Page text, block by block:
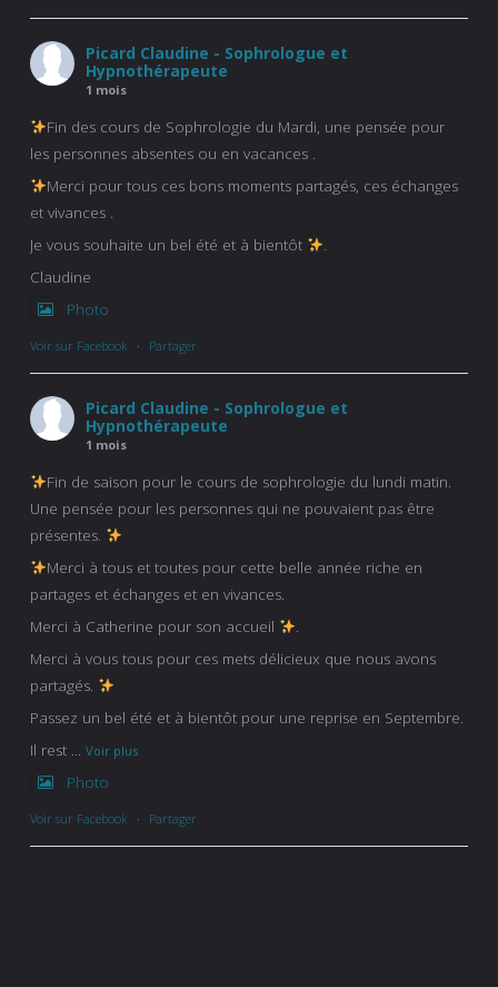
Picard Claudine - Sophrologue et
Hypnothérapeute
1 mois
Fin des cours de Sophrologie du Mardi, une pensée pour
les personnes absentes ou en vacances .
Merci pour tous ces bons moments partagés, ces échanges
et vivances .
Je vous souhaite un bel été et à bientôt
.
Claudine
Photo
Voir sur Facebook · Partager
Picard Claudine - Sophrologue et
Hypnothérapeute
1 mois
Fin de saison pour le cours de sophrologie du lundi matin.
Une pensée pour les personnes qui ne pouvaient pas être
présentes.
Merci à tous et toutes pour cette belle année riche en
partages et échanges et en vivances.
Merci à Catherine pour son accueil
.
Merci à vous tous pour ces mets délicieux que nous avons
partagés.
Passez un bel été et à bientôt pour une reprise en Septembre.
Il rest ... Voir plus
Photo
Voir sur Facebook · Partager